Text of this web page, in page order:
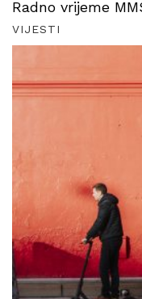
Radno vrijeme
VIJESTI